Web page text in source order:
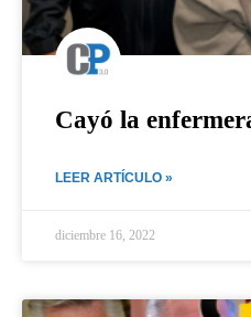
Cayó la
LEER ARTÍCULO »
diciembre 16, 2022